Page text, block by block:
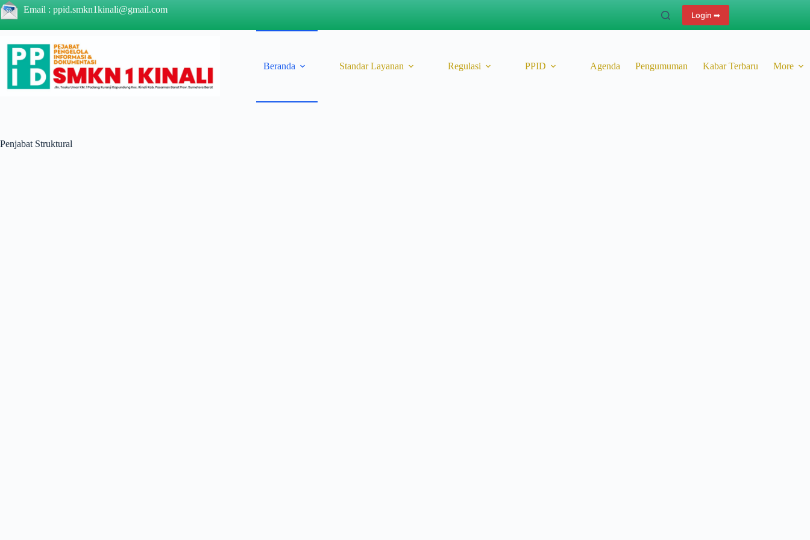
Skip
to
Email : ppid.smkn1kinali@gmail.com
Login ➡
Beranda Standar Layanan Regulasi PPID Agenda Pengumuman Kabar Terbaru More
Penjabat Struktural